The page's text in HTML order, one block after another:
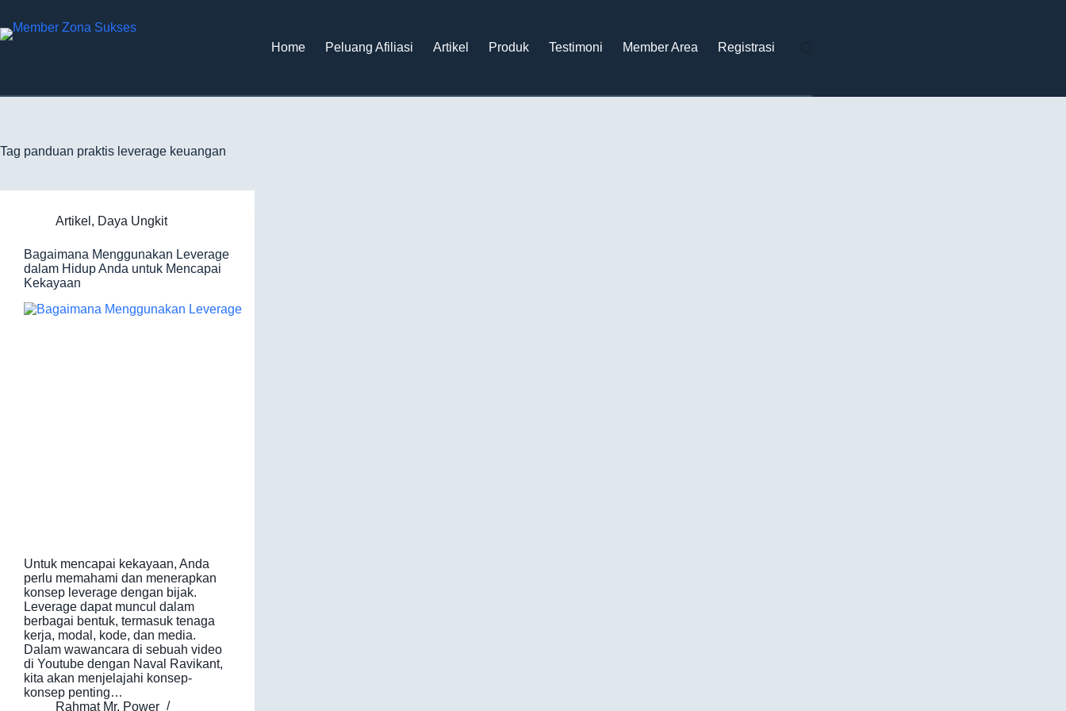
Home Peluang Afiliasi Artikel Produk Testimoni Member Area Registrasi
Tag panduan praktis leverage keuangan
Artikel , Daya Ungkit
Bagaimana Menggunakan Leverage
dalam Hidup Anda untuk Mencapai
Kekayaan
Untuk mencapai kekayaan, Anda
perlu memahami dan menerapkan
konsep leverage dengan bijak.
Leverage dapat muncul dalam
berbagai bentuk, termasuk tenaga
kerja, modal, kode, dan media.
Dalam wawancara di sebuah video
di Youtube dengan Naval Ravikant,
kita akan menjelajahi konsep-
konsep penting…
Rahmat Mr. Power